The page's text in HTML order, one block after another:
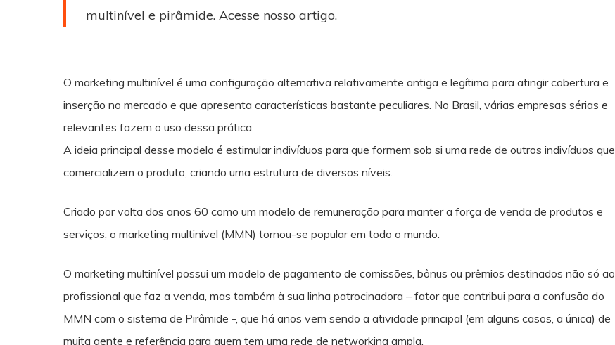
multinível e pirâmide. Acesse nosso artigo.
O marketing multinível é uma configuração alternativa relativamente antiga e legítima para atingir cobertura e
inserção no mercado e que apresenta características bastante peculiares. No Brasil, várias empresas sérias e
relevantes fazem o uso dessa prática.
A ideia principal desse modelo é estimular indivíduos para que formem sob si uma rede de outros indivíduos que
comercializem o produto, criando uma estrutura de diversos níveis.
Criado por volta dos anos 60 como um modelo de remuneração para manter a força de venda de produtos e
serviços, o marketing multinível (MMN) tornou-se popular em todo o mundo.
O marketing multinível possui um modelo de pagamento de comissões, bônus ou prêmios destinados não só ao
profissional que faz a venda, mas também à sua linha patrocinadora – fator que contribui para a confusão do
MMN com o sistema de Pirâmide -, que há anos vem sendo a atividade principal (em alguns casos, a única) de
muita gente e referência para quem tem uma rede de networking ampla.